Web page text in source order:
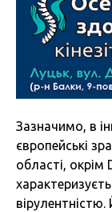
Зазначимо, в
європейські
області, окрім
вірулентністю.